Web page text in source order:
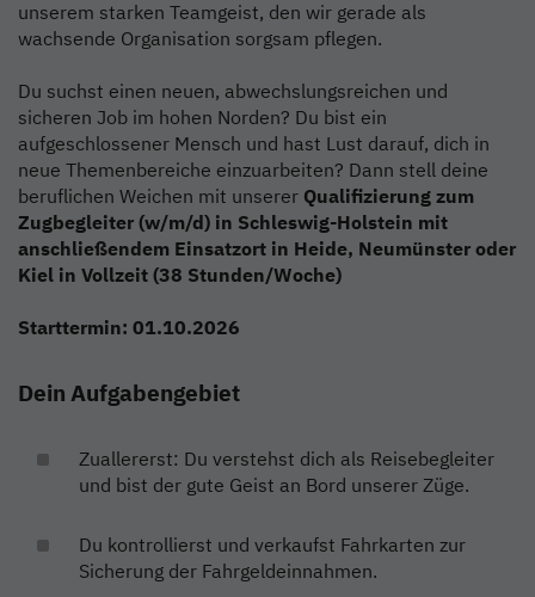
unserem starken Teamgeist, den wir gerade als
wachsende Organisation sorgsam pflegen.
Du suchst einen neuen, abwechslungsreichen und
sicheren Job im hohen Norden? Du bist ein
aufgeschlossener Mensch und hast Lust darauf, dich in
neue Themenbereiche einzuarbeiten? Dann stell deine
beruflichen Weichen mit unserer Qualifizierung zum
Zugbegleiter (w/m/d) in Schleswig-Holstein mit
anschließendem Einsatzort in Heide, Neumünster oder
Kiel in Vollzeit (38 Stunden/Woche)
Starttermin: 01.10.2026
Dein Aufgabengebiet
Zuallererst: Du verstehst dich als Reisebegleiter
und bist der gute Geist an Bord unserer Züge.
Du kontrollierst und verkaufst Fahrkarten zur
Sicherung der Fahrgeldeinnahmen.